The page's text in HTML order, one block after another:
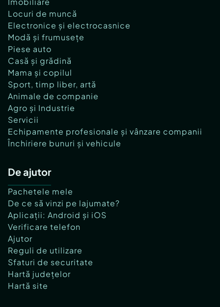
Locuri de muncă
Electronice și electrocasnice
Modă și frumusețe
Piese auto
Casă și grădină
Mama și copilul
Sport, timp liber, artă
Animale de companie
Agro și Industrie
Servicii
Echipamente profesionale și vânzare companii
Închiriere bunuri și vehicule
De ajutor
Pachetele mele
De ce să vinzi pe lajumate?
Aplicații: Android și iOS
Verificare telefon
Ajutor
Reguli de utilizare
Sfaturi de securitate
Hartă județelor
Hartă site